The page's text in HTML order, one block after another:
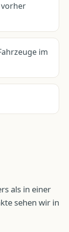
im
als in einer
sehen wir in